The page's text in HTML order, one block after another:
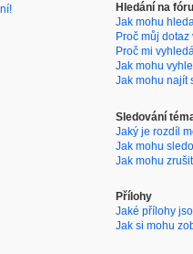
Hledání na fóru
Jak mohu
Proč můj
Proč mi
Jak mohu
Jak mohu najít
Sledování
Jaký je rozdíl
Jak mohu
Jak mohu
Přílohy
Jaké přílohy
Jak si mohu